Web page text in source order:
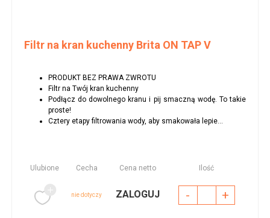
Filtr na kran kuchenny Brita ON TAP V
PRODUKT BEZ PRAWA ZWROTU
Filtr na Twój kran kuchenny
Podłącz do dowolnego kranu i pij smaczną wodę. To takie
proste!
Cztery etapy filtrowania wody, aby smakowała lepie...
Ulubione Cecha Cena netto Ilość
nie dotyczy ZALOGUJ - +